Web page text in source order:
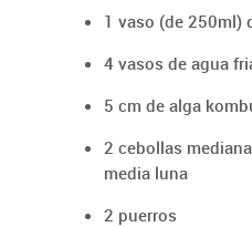
1 vaso (de 250ml)
4 vasos de agua
5 cm de alga
2 cebollas
media luna
2 puerros